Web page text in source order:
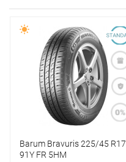
Barum Bravuris 225/45 R17
91Y FR 5HM